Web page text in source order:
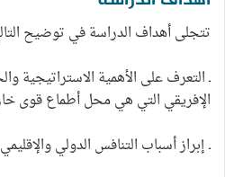
تتجلى أهداف الدراسة في توضيح
ـ التعرف على الأهمية الاستراتيجية
الإفريقي التي هي محل أطماع قوى
ـ إبراز أسباب التنافس الدولي